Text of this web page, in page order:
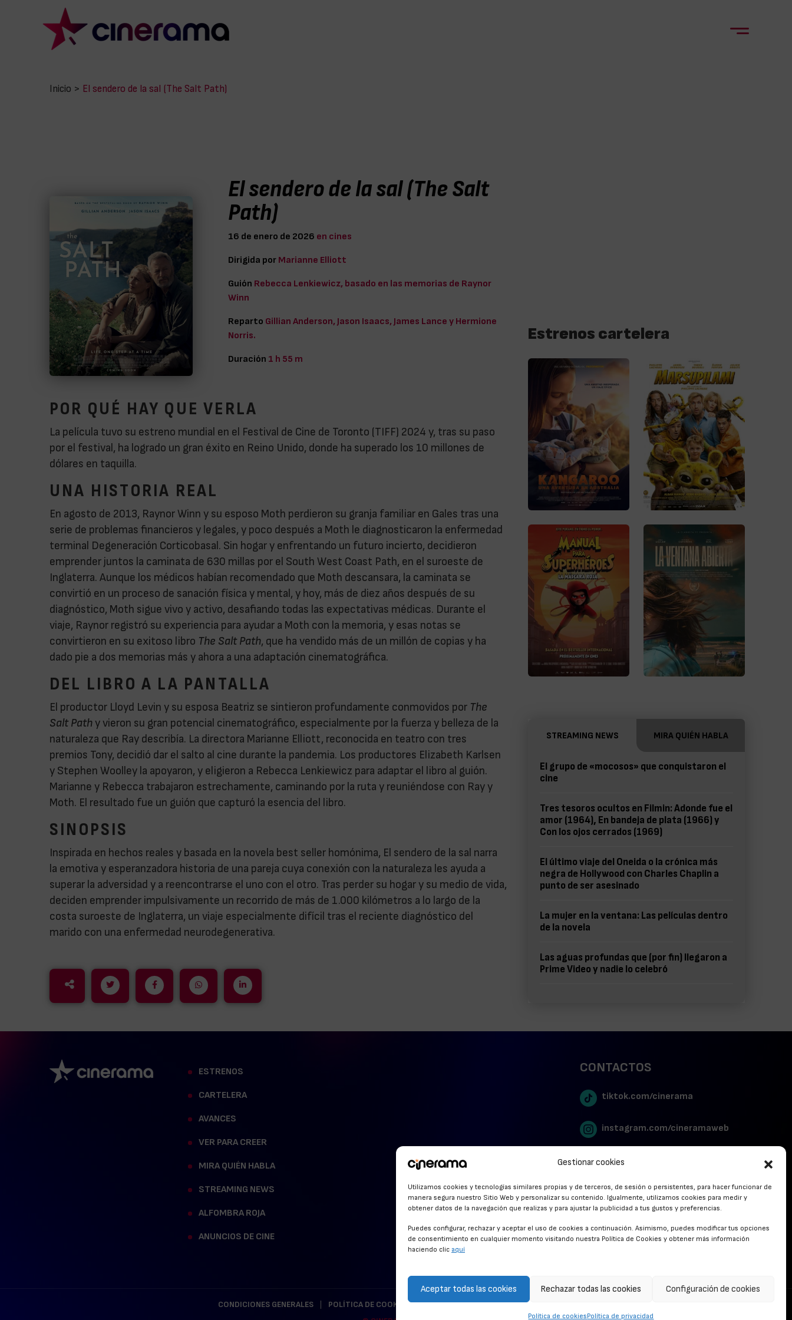
Gestionar cookies
Utilizamos cookies y tecnologías similares propias y de terceros, de sesión o persistentes, para hacer funcionar de
manera segura nuestro Sitio Web y personalizar su contenido. Igualmente, utilizamos cookies para medir y
obtener datos de la navegación que realizas y para ajustar la publicidad a tus gustos y preferencias.
Puedes configurar, rechazar y aceptar el uso de cookies a continuación. Asimismo, puedes modificar tus opciones
de consentimiento en cualquier momento visitando nuestra Política de Cookies y obtener más información
haciendo clic aquí
Aceptar todas las cookies Rechazar todas las cookies Configuración de cookies
Política de cookiesPolítica de privacidad
Inicio > El sendero de la sal (The Salt Path)
El sendero de la sal (The Salt
Path)
16 de enero de 2026 en cines
Dirigida por Marianne Elliott
Guión Rebecca Lenkiewicz, basado en las memorias de Raynor
Winn
Reparto Gillian Anderson, Jason Isaacs, James Lance y Hermione
Norris.
Duración 1 h 55 m
POR QUÉ HAY QUE VERLA
La película tuvo su estreno mundial en el Festival de Cine de Toronto (TIFF) 2024 y, tras su paso
por el festival, ha logrado un gran éxito en Reino Unido, donde ha superado los 10 millones de
dólares en taquilla.
UNA HISTORIA REAL
En agosto de 2013, Raynor Winn y su esposo Moth perdieron su granja familiar en Gales tras una
serie de problemas financieros y legales, y poco después a Moth le diagnosticaron la enfermedad
terminal Degeneración Corticobasal. Sin hogar y enfrentando un futuro incierto, decidieron
emprender juntos la caminata de 630 millas por el South West Coast Path, en el suroeste de
Inglaterra. Aunque los médicos habían recomendado que Moth descansara, la caminata se
convirtió en un proceso de sanación física y mental, y hoy, más de diez años después de su
diagnóstico, Moth sigue vivo y activo, desafiando todas las expectativas médicas. Durante el
viaje, Raynor registró su experiencia para ayudar a Moth con la memoria, y esas notas se
convirtieron en su exitoso libro The Salt Path, que ha vendido más de un millón de copias y ha
dado pie a dos memorias más y ahora a una adaptación cinematográfica.
DEL LIBRO A LA PANTALLA
El productor Lloyd Levin y su esposa Beatriz se sintieron profundamente conmovidos por The
Salt Path y vieron su gran potencial cinematográfico, especialmente por la fuerza y belleza de la
naturaleza que Ray describía. La directora Marianne Elliott, reconocida en teatro con tres
premios Tony, decidió dar el salto al cine durante la pandemia. Los productores Elizabeth Karlsen
y Stephen Woolley la apoyaron, y eligieron a Rebecca Lenkiewicz para adaptar el libro al guión.
Marianne y Rebecca trabajaron estrechamente, caminando por la ruta y reuniéndose con Ray y
Moth. El resultado fue un guión que capturó la esencia del libro.
SINOPSIS
Inspirada en hechos reales y basada en la novela best seller homónima, El sendero de la sal narra
la emotiva y esperanzadora historia de una pareja cuya conexión con la naturaleza les ayuda a
superar la adversidad y a reencontrarse el uno con el otro. Tras perder su hogar y su medio de vida,
deciden emprender impulsivamente un recorrido de más de 1.000 kilómetros a lo largo de la
costa suroeste de Inglaterra, un viaje especialmente difícil tras el reciente diagnóstico del
marido con una enfermedad neurodegenerativa.
Estrenos cartelera
STREAMING NEWS MIRA QUIÉN HABLA
El grupo de «mocosos» que conquistaron el
cine
Tres tesoros ocultos en Filmin: Adonde fue el
amor (1964), En bandeja de plata (1966) y
Con los ojos cerrados (1969)
El último viaje del Oneida o la crónica más
negra de Hollywood con Charles Chaplin a
punto de ser asesinado
La mujer en la ventana: Las películas dentro
de la novela
Las aguas profundas que (por fin) llegaron a
Prime Video y nadie lo celebró
ESTRENOS
CARTELERA
AVANCES
VER PARA CREER
MIRA QUIÉN HABLA
STREAMING NEWS
ALFOMBRA ROJA
ANUNCIOS DE CINE
CONTACTOS
tiktok.com/cinerama
instagram.com/cineramaweb
twitter.com/cinerames
Youtube Canal Cinerama
CONDICIONES GENERALES POLÍTICA DE COOKIES POLÍTICA DE PRIVACIDAD